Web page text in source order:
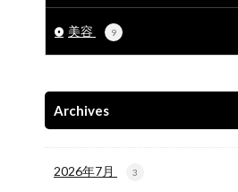
美容 9
Archives
2026年7月 3